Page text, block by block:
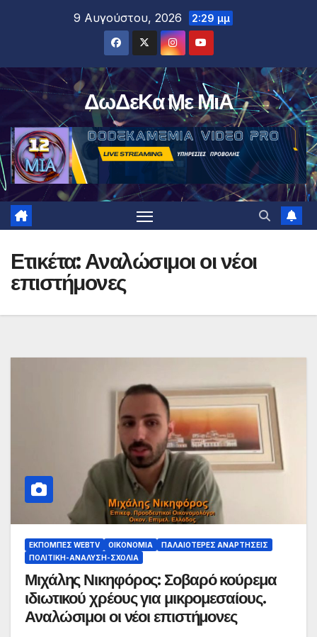
9 Αυγούστου, 2026 2:29 μμ
ΔωΔεΚα Με ΜιΑ
Ετικέτα:Αναλώσιμοι οι νέοι
επιστήμονες
ΕΚΠΟΜΠΈΣ WEBTV ΟΙΚΟΝΟΜΊΑ
ΠΑΛΑΙΟΤΕΡΕΣ ΑΝΑΡΤΗΣΕΙΣ
ΠΟΛΙΤΙΚΉ-ΑΝΆΛΥΣΗ-ΣΧΌΛΙΑ
Μιχάλης Νικηφόρος: Σοβαρό κούρεμα
ιδιωτικού χρέους για μικρομεσαίους.
Αναλώσιμοι οι νέοι επιστήμονες